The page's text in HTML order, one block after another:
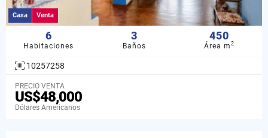
Casa Venta
6
Habitaciones
3
Baños
450
Área m2
10257258
PRECIO VENTA
US$48,000
Dólares Americanos